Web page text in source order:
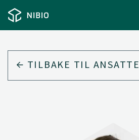
TILBAKE TIL ANSATTE